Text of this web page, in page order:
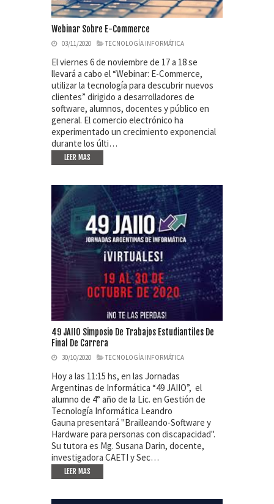
Webinar Sobre E-Commerce
03/11/2020 TECNOLOGÍA INFORMÁTICA
El viernes 6 de noviembre de 17 a 18 se
llevará a cabo el “Webinar: E-Commerce,
utilizar la tecnología para descubrir nuevos
clientes” dirigido a desarrolladores de
software, alumnos, docentes y público en
general. El comercio electrónico ha
experimentado un crecimiento exponencial
durante los últi…
LEER MAS
49 JAIIO Simposio De Trabajos Estudiantiles De
Final De Carrera
30/10/2020 TECNOLOGÍA INFORMÁTICA
Hoy a las 11:15 hs, en las Jornadas
Argentinas de Informática “49 JAIIO”, el
alumno de 4° año de la Lic. en Gestión de
Tecnología Informática Leandro
Gauna presentará "Brailleando-Software y
Hardware para personas con discapacidad".
Su tutora es Mg. Susana Darin, docente,
investigadora CAETI y Sec…
LEER MAS